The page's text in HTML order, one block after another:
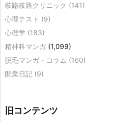
岐路岐路クリニック (141)
心理テスト (9)
心理学 (183)
精神科マンガ (1,099)
脱毛マンガ・コラム (160)
開業日記 (9)
旧コンテンツ